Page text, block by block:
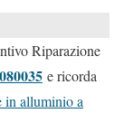
Riparazione
e ricorda
in alluminio a